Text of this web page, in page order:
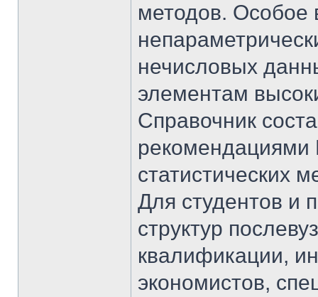
методов. Особое
нечисловых
элементам
Справочник
рекомендациями
статистических
Для студентов и
структур
квалификации,
экономистов,